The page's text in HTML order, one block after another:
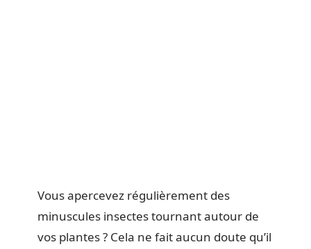
Vous apercevez régulièrement des
minuscules insectes tournant autour de
vos plantes ? Cela ne fait aucun doute qu’il